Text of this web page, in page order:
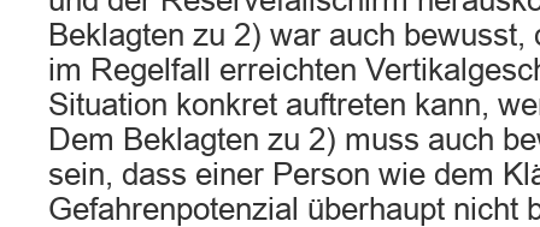
Beklagten zu 2) war auch
im Regelfall erreichten
Situation konkret auftreten kann,
Dem Beklagten zu 2) muss auch
sein, dass einer Person wie dem
Gefahrenpotenzial überhaupt nicht